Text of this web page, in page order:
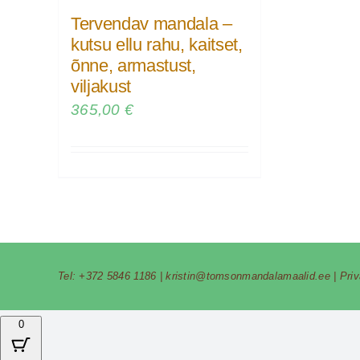
Tervendav mandala –
kutsu ellu rahu, kaitset,
õnne, armastust,
viljakust
365,00 €
Tel: +372 5846 1186 |kristin@tomsonmandalamaalid.ee|
0